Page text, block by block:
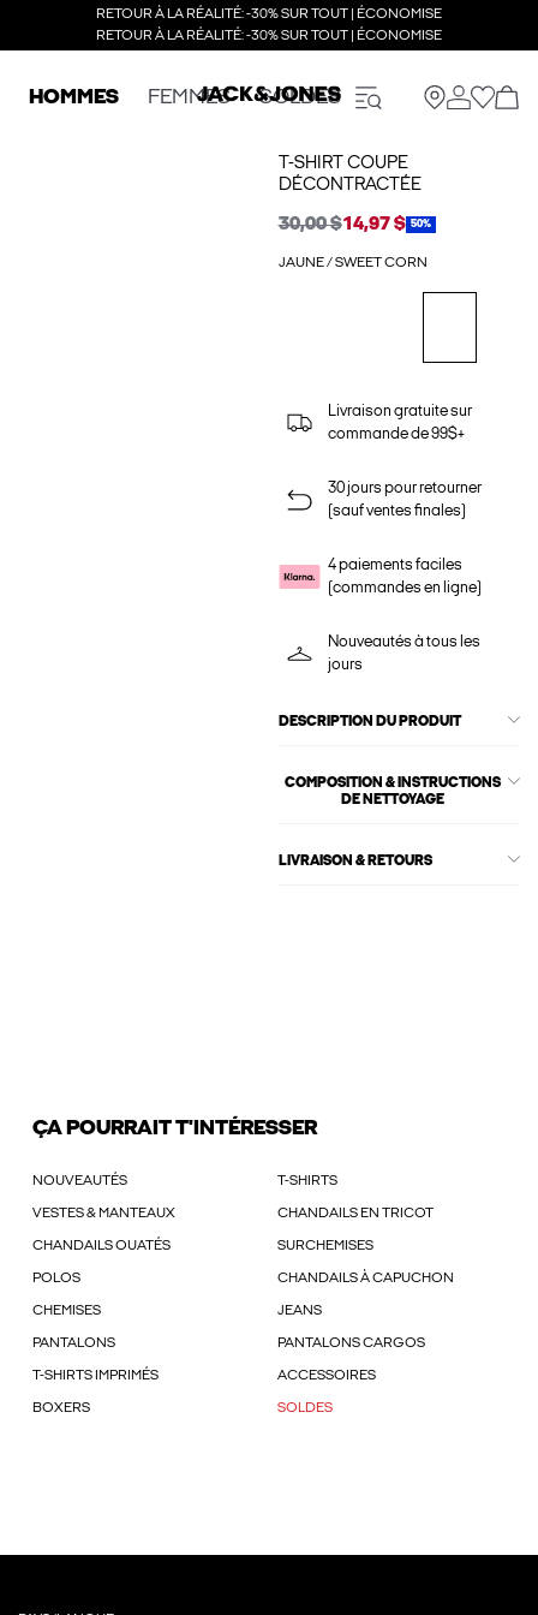
RETOUR À LA RÉALITÉ: -30% SUR TOUT | ÉCONOMISE
RETOUR À LA RÉALITÉ: -30% SUR TOUT | ÉCONOMISE
HOMMES FEMMES SOLDES
T-SHIRT COUPE
DÉCONTRACTÉE
30,00 $14,97 $ 50%
JAUNE / SWEET CORN
Livraison gratuite sur
commande de 99$+
30 jours pour retourner
(sauf ventes finales)
4 paiements faciles
(commandes en ligne)
Nouveautés à tous les
jours
DESCRIPTION DU PRODUIT
COMPOSITION & INSTRUCTIONS
DE NETTOYAGE
LIVRAISON & RETOURS
ÇA POURRAIT T'INTÉRESSER
NOUVEAUTÉS T-SHIRTS
VESTES & MANTEAUX CHANDAILS EN TRICOT
CHANDAILS OUATÉS SURCHEMISES
POLOS CHANDAILS À CAPUCHON
CHEMISES JEANS
PANTALONS PANTALONS CARGOS
T-SHIRTS IMPRIMÉS ACCESSOIRES
BOXERS SOLDES